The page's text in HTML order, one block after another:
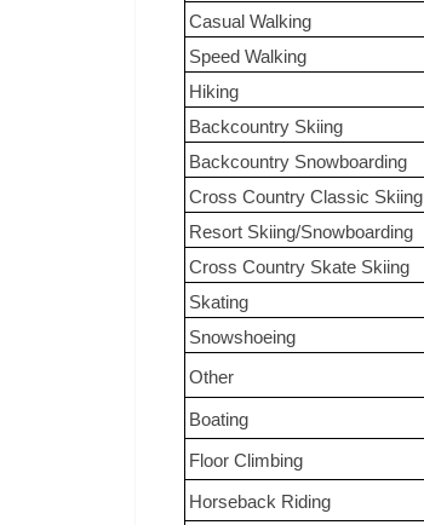
Casual Walking
Speed Walking
Hiking
Backcountry Skiing
Backcountry Snowboarding
Cross Country Classic Skiing
Resort Skiing/Snowboarding
Cross Country Skate Skiing
Skating
Snowshoeing
Other
Boating
Floor Climbing
Horseback Riding